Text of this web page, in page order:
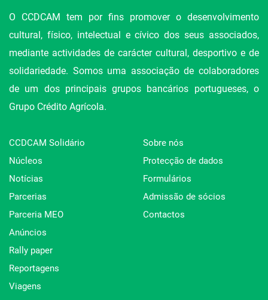
O CCDCAM tem por fins promover o desenvolvimento
cultural, físico, intelectual e cívico dos seus associados,
mediante actividades de carácter cultural, desportivo e de
solidariedade. Somos uma associação de colaboradores
de um dos principais grupos bancários portugueses, o
Grupo Crédito Agrícola.
CCDCAM Solidário
Núcleos
Notícias
Parcerias
Parceria MEO
Anúncios
Rally paper
Reportagens
Viagens
Sobre nós
Protecção de dados
Formulários
Admissão de sócios
Contactos